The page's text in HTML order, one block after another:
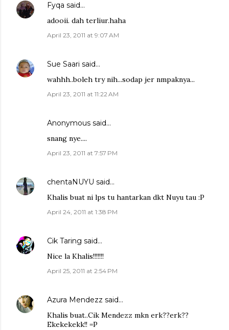
Fyqa said…
adooii. dah terliur.haha
April 23, 2011 at 9:07 AM
Sue Saari said…
wahhh..boleh try nih...sodap jer nmpaknya...
April 23, 2011 at 11:22 AM
Anonymous said…
snang nye....
April 23, 2011 at 7:57 PM
chentaNUYU said…
Khalis buat ni lps tu hantarkan dkt Nuyu tau :P
April 24, 2011 at 1:38 PM
Cik Taring said…
Nice la Khalis!!!!!!!
April 25, 2011 at 2:54 PM
Azura Mendezz said…
Khalis buat..Cik Mendezz mkn erk??erk??
Ekekekekk!! =P